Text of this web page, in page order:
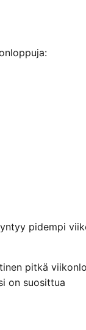
pidempi
pitkä
on suosittua